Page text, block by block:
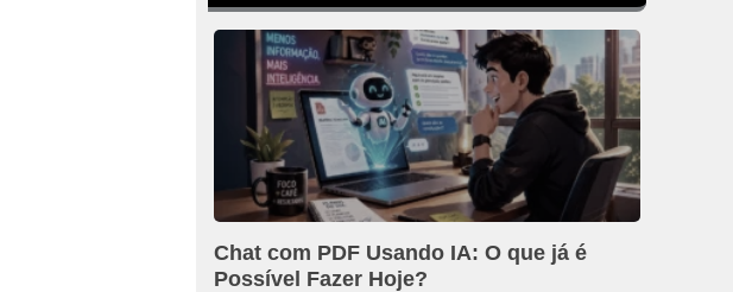
Chat com PDF Usando IA: O que já é
Possível Fazer Hoje?